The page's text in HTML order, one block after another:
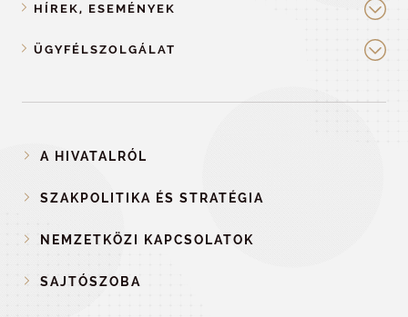
HÍREK, ESEMÉNYEK
ÜGYFÉLSZOLGÁLAT
A HIVATALRÓL
SZAKPOLITIKA ÉS STRATÉGIA
NEMZETKÖZI KAPCSOLATOK
SAJTÓSZOBA